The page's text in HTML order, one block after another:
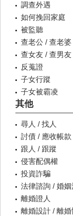
調查外遇
如何挽回家庭
被監聽
查老公 / 查老婆
查女友 / 查男友
反蒐證
子女行蹤
子女被霸凌
其他
尋人 / 找人
討債 / 應收帳款
跟人 / 跟蹤
侵害配偶權
投資詐騙
法律諮詢 / 婚
離婚證人
離婚設計 / 離婚